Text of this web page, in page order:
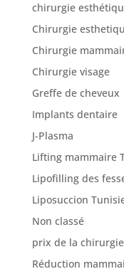
chirurgie
Chirurgie
Chirurgie
Chirurgie visage
Greffe de cheveux
Implants dentaire
J-Plasma
Lifting mammaire
Lipofilling des
Liposuccion
Non classé
prix de la
Réduction